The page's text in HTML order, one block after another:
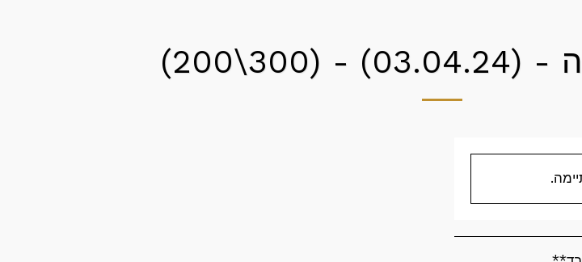
(300\200)